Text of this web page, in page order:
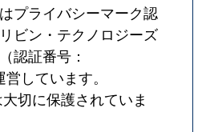
プライバシーマーク認
ビン・テクノロジーズ
認証番号：
営しています。
切に保護されていま